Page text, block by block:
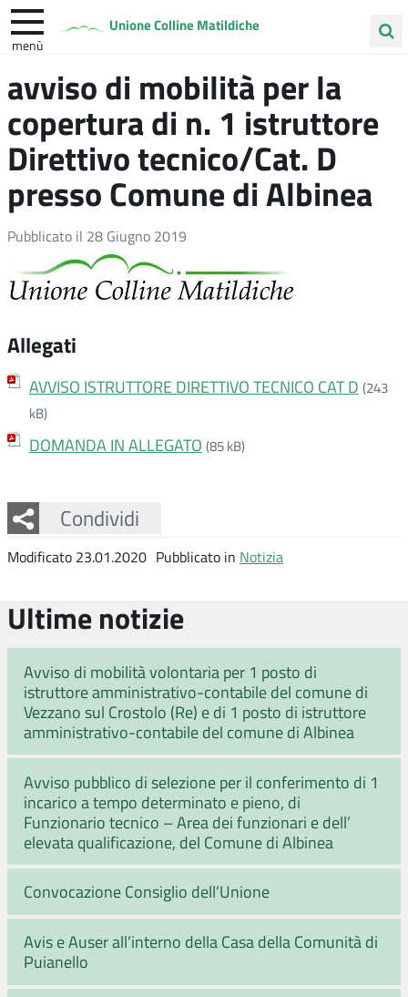
Unione Colline Matildiche
menù
nel
sito
Albinea Quattro Castella Vezzano sul Crostolo
avviso di mobilità per la
copertura di n. 1 istruttore
Direttivo tecnico/Cat. D
presso Comune di Albinea
Pubblicato il 28 Giugno 2019
Allegati
AVVISO ISTRUTTORE DIRETTIVO TECNICO CAT D (243
kB)
DOMANDA IN ALLEGATO (85 kB)
Condividi
Facebook
Twitter
Whatsapp
Modificato 23.01.2020 Pubblicato in Notizia
Ultime notizie
Avviso di mobilità volontaria per 1 posto di
istruttore amministrativo-contabile del comune di
Vezzano sul Crostolo (Re) e di 1 posto di istruttore
amministrativo-contabile del comune di Albinea
Avviso pubblico di selezione per il conferimento di 1
incarico a tempo determinato e pieno, di
Funzionario tecnico – Area dei funzionari e dell’
elevata qualificazione, del Comune di Albinea
Convocazione Consiglio dell’Unione
Avis e Auser all’interno della Casa della Comunità di
Puianello